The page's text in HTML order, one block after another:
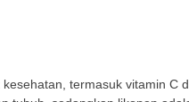
termasuk vitamin C